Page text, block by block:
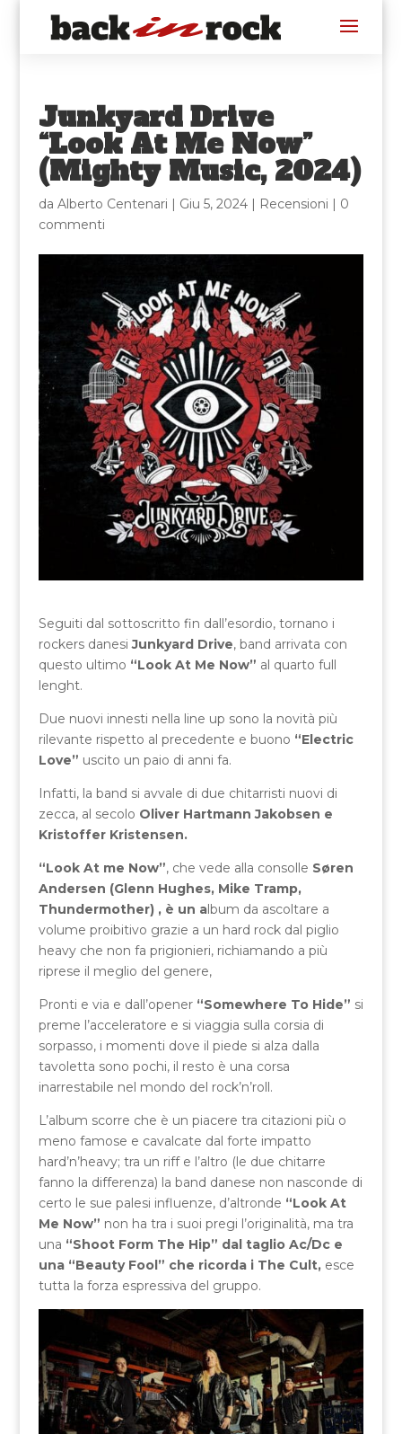
Junkyard Drive
“Look At Me Now”
(Mighty Music, 2024)
da Alberto Centenari | Giu 5, 2024| Recensioni | 0
commenti
Seguiti dal sottoscritto fin dall’esordio, tornano i
rockers danesiJunkyard Drive, band arrivata con
questo ultimo “Look At Me Now” al quarto full
lenght.
Due nuovi innesti nella line up sono la novità più
rilevante rispetto al precedente e buono “Electric
Love” uscito un paio di anni fa.
Infatti, la band si avvale di due chitarristi nuovi di
zecca, al secolo Oliver Hartmann Jakobsen e
Kristoffer Kristensen.
“Look At me Now”, che vede alla consolle Søren
Andersen (Glenn Hughes, Mike Tramp,
Thundermother) , è un album da ascoltare a
volume proibitivo grazie a un hard rock dal piglio
heavy che non fa prigionieri, richiamando a più
riprese il meglio del genere,
Pronti e via e dall’opener “Somewhere To Hide” si
preme l’acceleratore e si viaggia sulla corsia di
sorpasso, i momenti dove il piede si alza dalla
tavoletta sono pochi, il resto è una corsa
inarrestabile nel mondo del rock’n’roll.
L’album scorre che è un piacere tra citazioni più o
meno famose e cavalcate dal forte impatto
hard’n’heavy; tra un riff e l’altro (le due chitarre
fanno la differenza) la band danese non nasconde di
certo le sue palesi influenze, d’altronde “Look At
Me Now” non ha tra i suoi pregi l’originalità, ma tra
una “Shoot Form The Hip” dal taglio Ac/Dc e
una “Beauty Fool” che ricorda i The Cult,esce
tutta la forza espressiva del gruppo.